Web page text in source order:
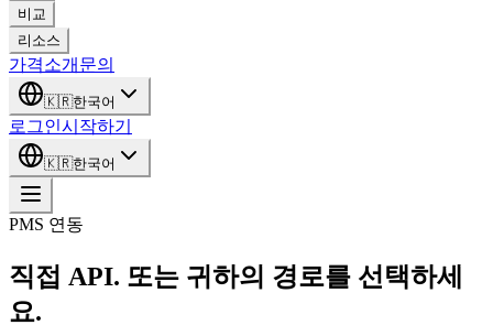
비교
리소스
가격소개 문의
🇰🇷한국어
로그인시작하기
🇰🇷한국어
PMS 연동
직접 API. 또는 귀하의 경로를 선택하세
요.